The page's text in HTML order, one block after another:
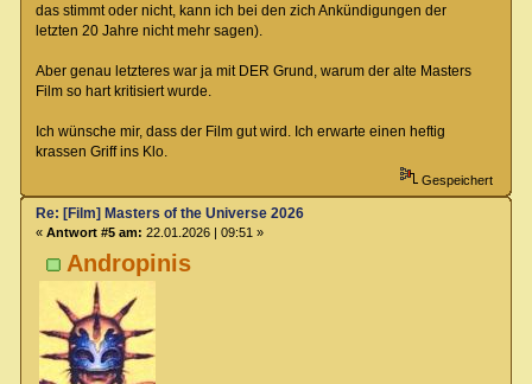
das stimmt oder nicht, kann ich bei den zich Ankündigungen der
letzten 20 Jahre nicht mehr sagen).
Aber genau letzteres war ja mit DER Grund, warum der alte Masters
Film so hart kritisiert wurde.
Ich wünsche mir, dass der Film gut wird. Ich erwarte einen heftig
krassen Griff ins Klo.
Gespeichert
Andropinis
Re: [Film] Masters of the Universe 2026
« Antwort #5 am: 22.01.2026 | 09:51 »